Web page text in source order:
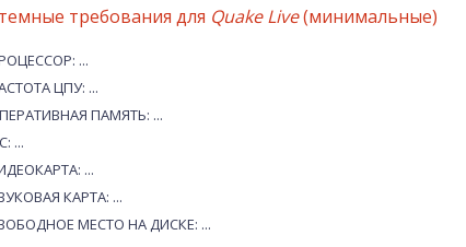
требования для Quake Live(минимальные)
...
ЦПУ: ...
ПАМЯТЬ: ...
...
...
КАРТА: ...
МЕСТО НА ДИСКЕ: ...